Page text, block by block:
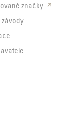
značky
závody